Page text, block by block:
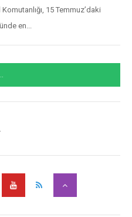
15 Temmuz’daki
en...